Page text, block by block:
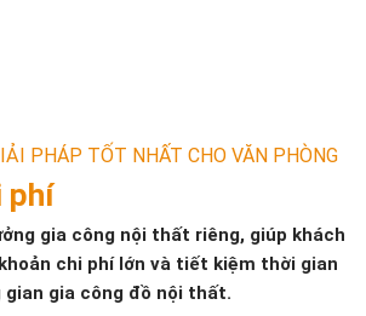
PHÁP TỐT NHẤT CHO VĂN PHÒNG
phí
gia công nội thất riêng, giúp khách
chi phí lớn và tiết kiệm thời gian
gia công đồ nội thất.